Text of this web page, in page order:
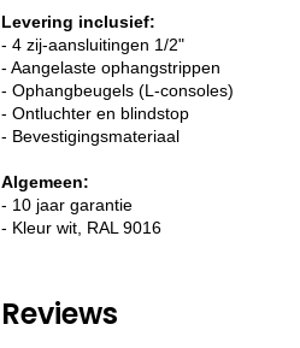
Levering inclusief:
- 4 zij-aansluitingen 1/2"
- Aangelaste ophangstrippen
- Ophangbeugels (L-consoles)
- Ontluchter en blindstop
- Bevestigingsmateriaal
Algemeen:
- 10 jaar garantie
- Kleur wit, RAL 9016
Reviews